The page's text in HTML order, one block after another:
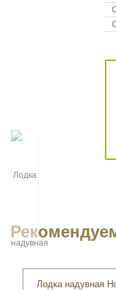
Лодка надувная